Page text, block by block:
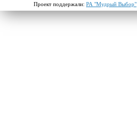
Проект поддержали: РА "Мудрый Выбор"